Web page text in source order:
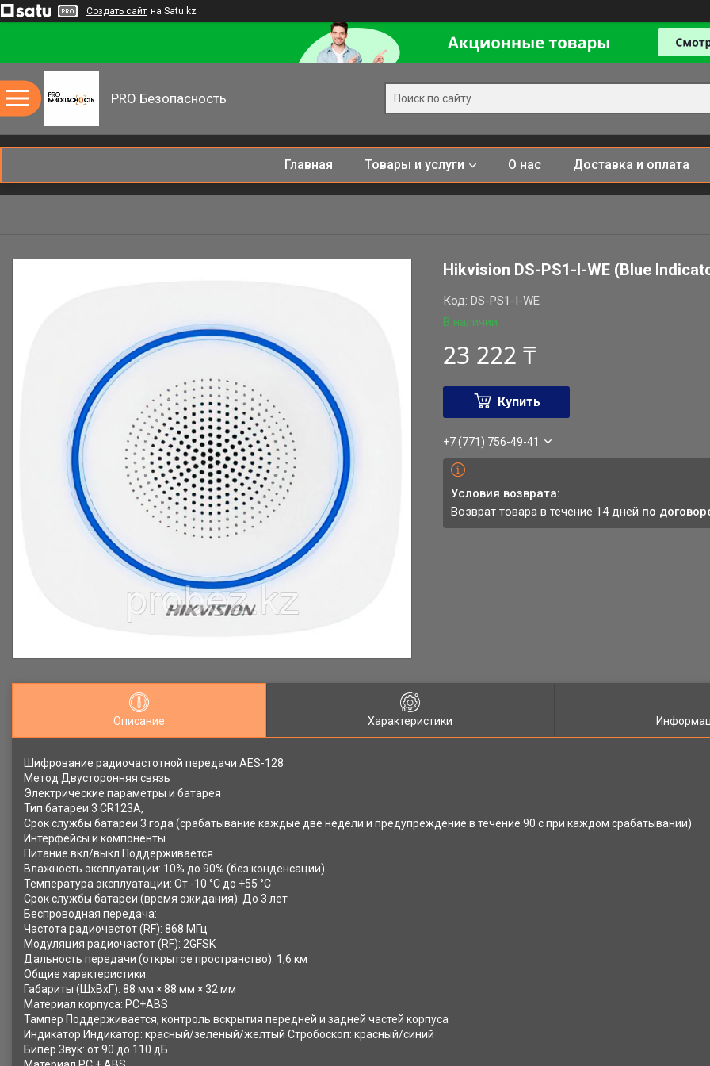
Создать сайт на Satu.kz
PRO Безопасность
Главная Товары и услуги О нас Доставка и оплата
Hikvision DS-PS1-I-WE (Blue
В наличии
Код:DS-PS1-I-WE
23 222 ₸
Купить
+7 (771) 756-49-41
возврат товара в течение 14 дней по
Описание Характеристики
Шифрование радиочастотной передачи AES-128
Метод Двусторонняя связь
Электрические параметры и батарея
Тип батареи 3 CR123A,
Срок службы батареи 3 года (срабатывание каждые две недели и предупреждение в течение 90 с при каждом срабатывании)
Интерфейсы и компоненты
Питание вкл/выкл Поддерживается
Влажность эксплуатации: 10% до 90% (без конденсации)
Температура эксплуатации: От -10 °C до +55 °C
Срок службы батареи (время ожидания): До 3 лет
Беспроводная передача:
Частота радиочастот (RF): 868 МГц
Модуляция радиочастот (RF): 2GFSK
Дальность передачи (открытое пространство): 1,6 км
Общие характеристики:
Габариты (ШxВxГ): 88 мм × 88 мм × 32 мм
Материал корпуса: PC+ABS
Тампер Поддерживается, контроль вскрытия передней и задней частей корпуса
Индикатор Индикатор: красный/зеленый/желтый Стробоскоп: красный/синий
Бипер Звук: от 90 до 110 дБ